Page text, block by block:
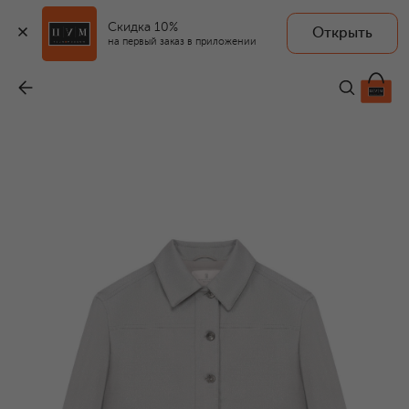
Скидка 10%
на первый заказ в приложении
Открыть